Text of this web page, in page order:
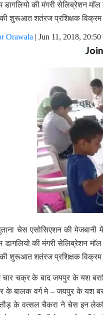
डागलियो की मंगरी सेलिब्रेशन
की शुरूआत शतंरज प्रशिक्षक विक्रम
Orawala | Jun 11, 2018,
चेस एसोसिएशन की मेजबानी में
डागलियो की मंगरी सेलिब्रेशन
की शुरूआत शतंरज प्रशिक्षक विक्रम
चार चक्र के बाद जयपुर के यश
के बालक वर्ग मे – जयपुर के यश
के वत्सल चैकरा ने चेस इन